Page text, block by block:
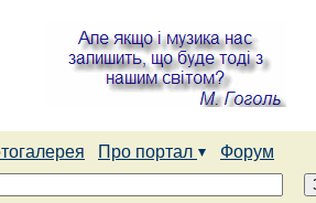
Про портал
Форум